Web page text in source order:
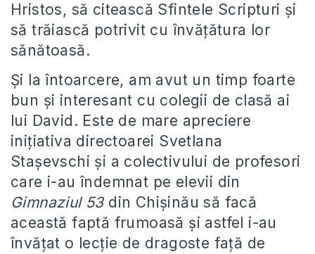
Hristos, să citească Sfintele Scripturi şi
să trăiască potrivit cu învăţătura lor
sănătoasă.
Şi la întoarcere, am avut un timp foarte
bun şi interesant cu colegii de clasă ai
lui David. Este de mare apreciere
iniţiativa directoarei Svetlana
Staşevschi şi a colectivului de profesori
care i-au îndemnat pe elevii din
Gimnaziul 53din Chişinău să facă
această faptă frumoasă şi astfel i-au
învăţat o lecţie de dragoste faţă de